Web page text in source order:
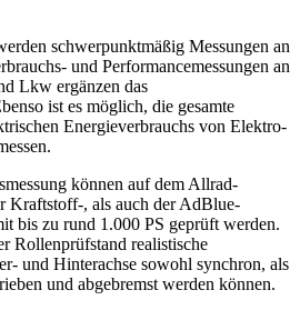
schwerpunktmäßig Messungen an
und Performancemessungen an
Lkw ergänzen das
ist es möglich, die gesamte
Energieverbrauchs von Elektro-
können auf dem Allrad-
Kraftstoff-, als auch der AdBlue-
bis zu rund 1.000 PS geprüft werden.
Rollenprüfstand realistische
und Hinterachse sowohl synchron, als
und abgebremst werden können.